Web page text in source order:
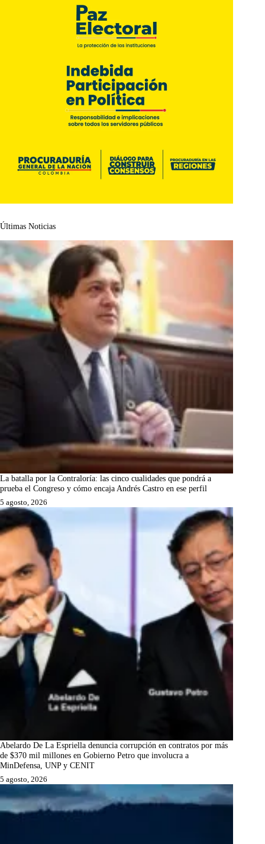
Últimas Noticias
La batalla por la Contraloría: las cinco cualidades que pondrá a
prueba el Congreso y cómo encaja Andrés Castro en ese perfil
5 agosto, 2026
Abelardo De La Espriella denuncia corrupción en contratos por más
de $370 mil millones en Gobierno Petro que involucra a
MinDefensa, UNP y CENIT
5 agosto, 2026